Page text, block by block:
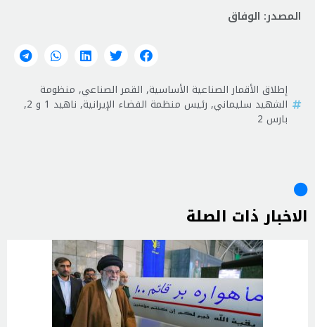
المصدر: الوفاق
إطلاق الأقمار الصناعية الأساسية, القمر الصناعي, منظومة
الشهيد سليماني, رئيس منظمة الفضاء الإيرانية, ناهيد 1 و 2
,
بارس 2
الاخبار ذات الصلة